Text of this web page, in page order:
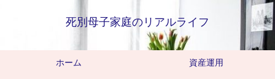
死別母子家庭のリアルライフ
ホーム 資産運用